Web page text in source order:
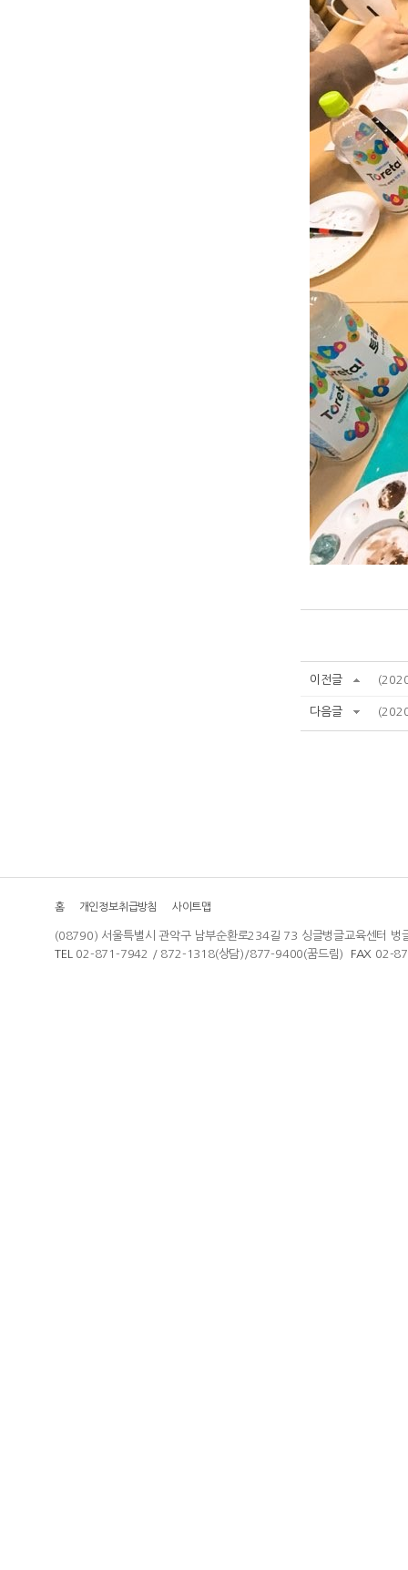
이전글
다음글
홈 개인정보취급방침 사이트맵
(08790) 서울특별시 관악구 남부순환로234길 73 싱글벙글교육센터 벙
TEL
02-871-7942 / 872-1318(상담)/877-9400(꿈드림) FAX 02-